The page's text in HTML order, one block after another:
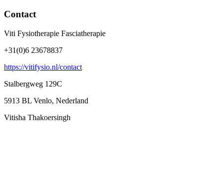
Contact
Viti Fysiotherapie Fasciatherapie
+31(0)6 23678837
https://vitifysio.nl/contact
Stalbergweg 129C
5913 BL Venlo, Nederland
Vitisha Thakoersingh